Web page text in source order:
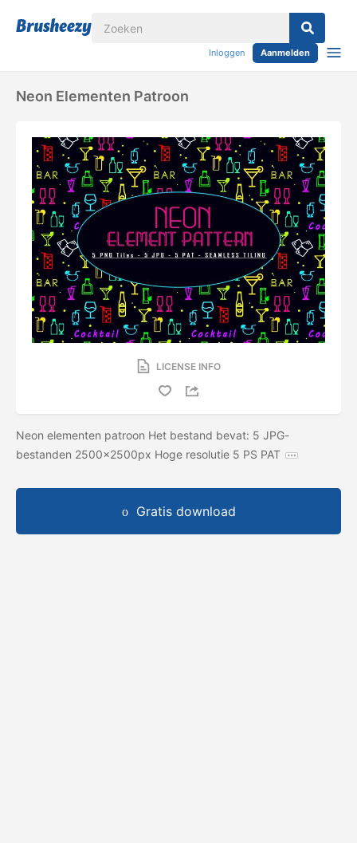
Inloggen Aanmelden
Neon Elementen Patroon
LICENSE INFO
Neon elementen patroon Het bestand bevat: 5 JPG-
bestanden 2500x2500px Hoge resolutie 5 PS PAT
Gratis download